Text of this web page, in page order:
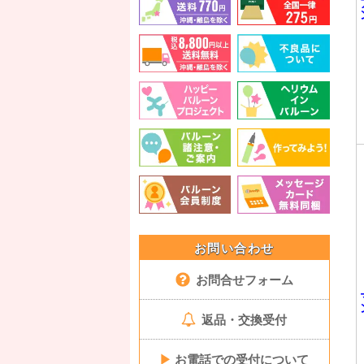
お問い合わせ
お問合せフォーム
返品・交換受付
▶ お電話での受付について